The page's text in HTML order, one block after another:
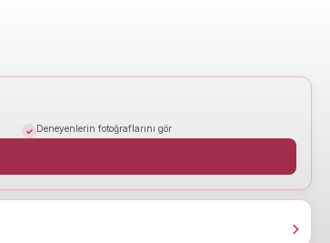
Deneyenlerin fotoğraflarını gör